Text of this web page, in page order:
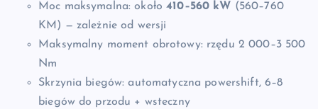
Moc maksymalna: około410–560 kW (560–760
KM) — zależnie od wersji
Maksymalny moment obrotowy: rzędu 2 000–3 500
Nm
Skrzynia biegów: automatyczna powershift, 6–8
biegów do przodu + wsteczny